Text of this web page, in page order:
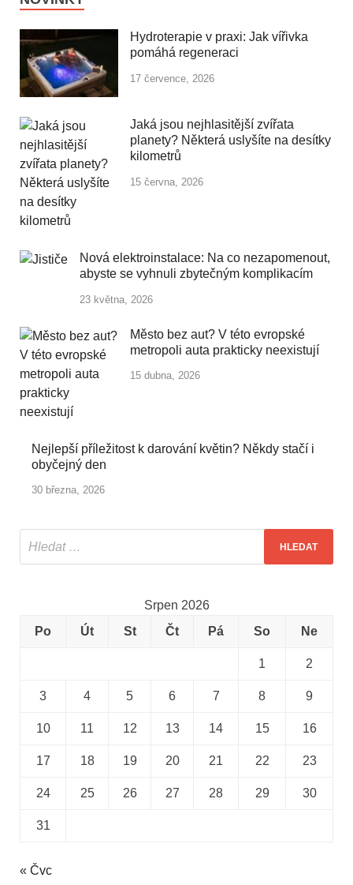
Hydroterapie v praxi: Jak vířivka
pomáhá regeneraci
17 července, 2026
Jaká jsou nejhlasitější zvířata
planety? Některá uslyšíte na desítky
kilometrů
15 června, 2026
Nová elektroinstalace: Na co nezapomenout,
abyste se vyhnuli zbytečným komplikacím
23 května, 2026
Město bez aut? V této evropské
metropoli auta prakticky neexistují
15 dubna, 2026
Nejlepší příležitost k darování květin? Někdy stačí i
obyčejný den
30 března, 2026
Srpen 2026
Po
Út St Čt Pá So Ne
1 2
3 4 5 6 7 8 9
10 11 12 13 14 15 16
17 18 19 20 21 22 23
24 25 26 27 28 29 30
31
« Čvc